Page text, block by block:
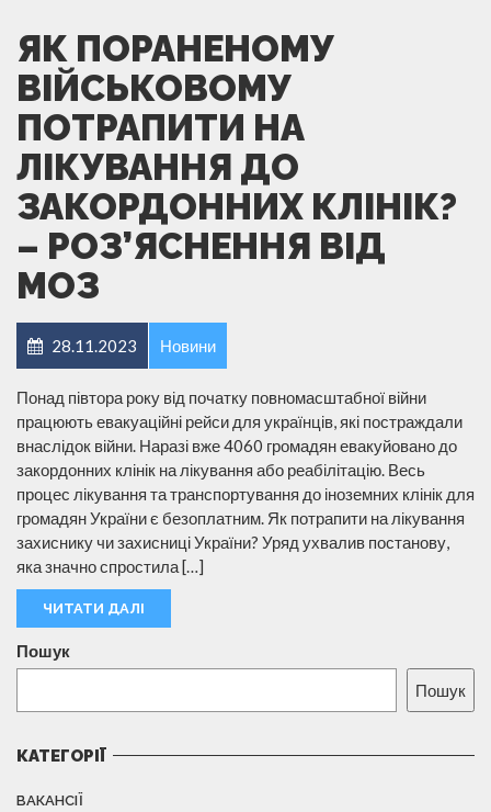
ЯК ПОРАНЕНОМУ
ВІЙСЬКОВОМУ
ПОТРАПИТИ НА
ЛІКУВАННЯ ДО
ЗАКОРДОННИХ КЛІНІК?
– РОЗ’ЯСНЕННЯ ВІД
МОЗ
28.11.2023 Новини
Понад півтора року від початку повномасштабної війни
працюють евакуаційні рейси для українців, які постраждали
внаслідок війни. Наразі вже 4060 громадян евакуйовано до
закордонних клінік на лікування або реабілітацію. Весь
процес лікування та транспортування до іноземних клінік для
громадян України є безоплатним. Як потрапити на лікування
захиснику чи захисниці України? Уряд ухвалив постанову,
яка значно спростила […]
ЧИТАТИ ДАЛІ
Пошук
Пошук
КАТЕГОРІЇ
ВАКАНСІЇ